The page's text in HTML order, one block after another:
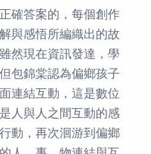
確答案的，每個創作
與感悟所編織出的故
然現在資訊發達，學
包錦棠認為偏鄉孩子
連結互動，這是數位
人與人之間互動的感
動，再次洄游到偏鄉